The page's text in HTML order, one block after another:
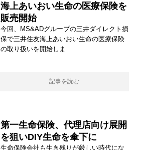
海上あいおい生命の医療保険を
販売開始
今回、MS&ADグループの三井ダイレクト損
保で三井住友海上あいおい生命の医療保険
の取り扱いを開始しま
記事を読む
第一生命保険、代理店向け展開
を狙いDIY生命を傘下に
生命保険会社も生き残りが厳しい時代にな